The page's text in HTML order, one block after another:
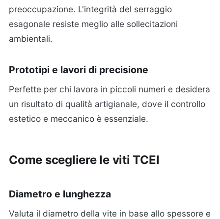
preoccupazione. L'integrità del serraggio
esagonale resiste meglio alle sollecitazioni
ambientali.
Prototipi e lavori di precisione
Perfette per chi lavora in piccoli numeri e desidera
un risultato di qualità artigianale, dove il controllo
estetico e meccanico è essenziale.
Come scegliere le viti TCEI
Diametro e lunghezza
Valuta il diametro della vite in base allo spessore e